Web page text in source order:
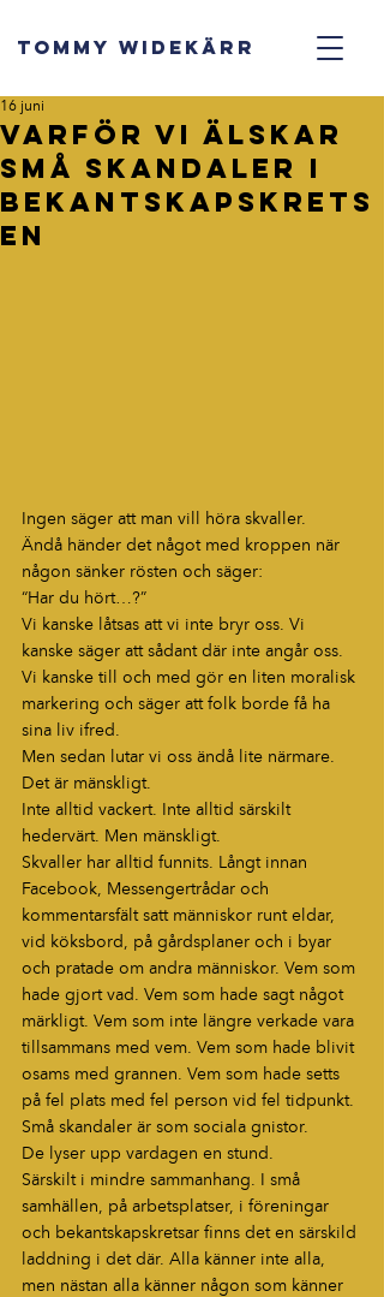
TOMMY WIDEKÄRR
Varför vi älskar
små skandaler i
bekantskapskrets
en
16 juni
Ingen säger att man vill höra skvaller.
Ändå händer det något med kroppen när
någon sänker rösten och säger:
“Har du hört…?”
Vi kanske låtsas att vi inte bryr oss. Vi
kanske säger att sådant där inte angår oss.
Vi kanske till och med gör en liten moralisk
markering och säger att folk borde få ha
sina liv ifred.
Men sedan lutar vi oss ändå lite närmare.
Det är mänskligt.
Inte alltid vackert. Inte alltid särskilt
hedervärt. Men mänskligt.
Skvaller har alltid funnits. Långt innan
Facebook, Messengertrådar och
kommentarsfält satt människor runt eldar,
vid köksbord, på gårdsplaner och i byar
och pratade om andra människor. Vem som
hade gjort vad. Vem som hade sagt något
märkligt. Vem som inte längre verkade vara
tillsammans med vem. Vem som hade blivit
osams med grannen. Vem som hade setts
på fel plats med fel person vid fel tidpunkt.
Små skandaler är som sociala gnistor.
De lyser upp vardagen en stund.
Särskilt i mindre sammanhang. I små
samhällen, på arbetsplatser, i föreningar
och bekantskapskretsar finns det en särskild
laddning i det där. Alla känner inte alla,
men nästan alla känner någon som känner